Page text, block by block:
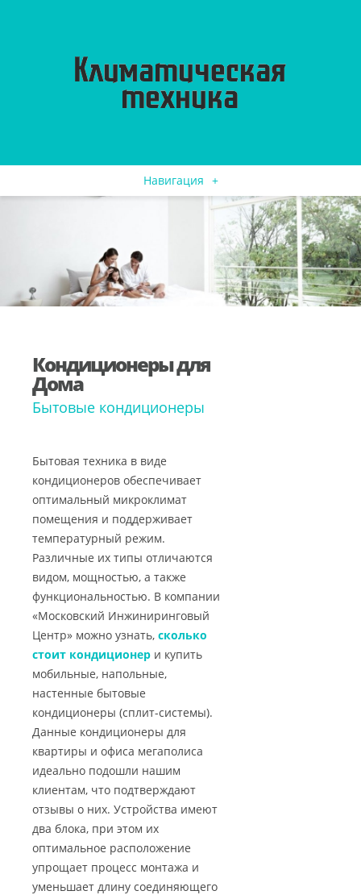
Навигация +
Кондиционеры для
Дома
Бытовые кондиционеры
Бытовая техника в виде
кондиционеров обеспечивает
оптимальный микроклимат
помещения и поддерживает
температурный режим.
Различные их типы отличаются
видом, мощностью, а также
функциональностью. В компании
«Московский Инжиниринговый
Центр» можно узнать, сколько
стоит кондиционер и купить
мобильные, напольные,
настенные бытовые
кондиционеры (сплит-системы).
Данные кондиционеры для
квартиры и офиса мегаполиса
идеально подошли нашим
клиентам, что подтверждают
отзывы о них. Устройства имеют
два блока, при этом их
оптимальное расположение
упрощает процесс монтажа и
уменьшает длину соединяющего